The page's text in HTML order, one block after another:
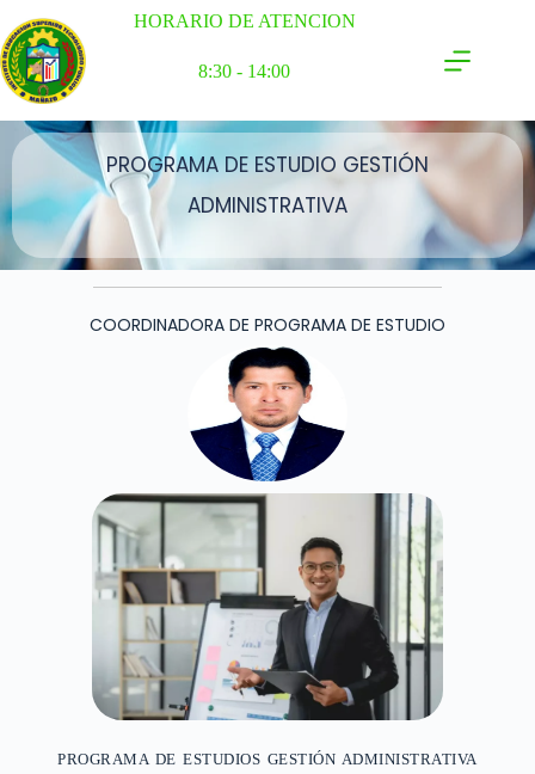
HORARIO DE ATENCION
8:30 - 14:00
PROGRAMA DE ESTUDIO GESTIÓN
ADMINISTRATIVA
PROGRAMA DE ESTUDIOS GESTIÓN ADMINISTRATIVA
COORDINADORA DE PROGRAMA DE ESTUDIO